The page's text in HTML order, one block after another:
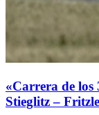
«Carrera de los
Stieglitz –